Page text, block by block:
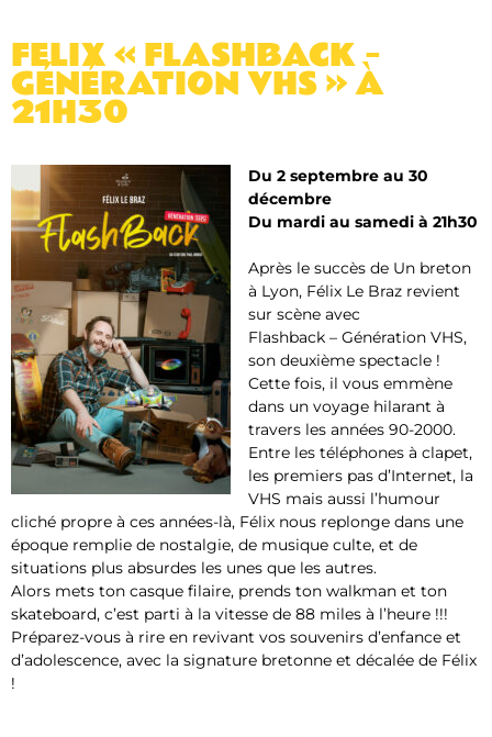
FELIX « FLASHBACK –
GÉNÉRATION VHS » À
21H30
Du 2 septembre au 30
décembre
Du mardi au samedi à 21h30
Après le succès de Un breton
à Lyon, Félix Le Braz revient
sur scène avec
Flashback – Génération VHS,
son deuxième spectacle !
Cette fois, il vous emmène
dans un voyage hilarant à
travers les années 90-2000.
Entre les téléphones à clapet,
les premiers pas d’Internet, la
VHS mais aussi l’humour
cliché propre à ces années-là, Félix nous replonge dans une
époque remplie de nostalgie, de musique culte, et de
situations plus absurdes les unes que les autres.
Alors mets ton casque filaire, prends ton walkman et ton
skateboard, c’est parti à la vitesse de 88 miles à l’heure !!!
Préparez-vous à rire en revivant vos souvenirs d’enfance et
d’adolescence, avec la signature bretonne et décalée de Félix
!